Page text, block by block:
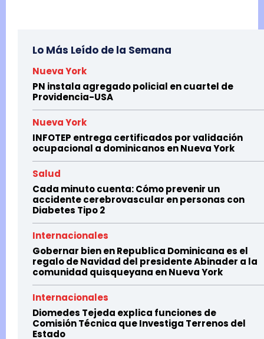
Lo Más Leído de la Semana
Nueva York
PN instala agregado policial en cuartel de
Providencia-USA
Nueva York
INFOTEP entrega certificados por validación
ocupacional a dominicanos en Nueva York
Salud
Cada minuto cuenta: Cómo prevenir un
accidente cerebrovascular en personas con
Diabetes Tipo 2
Internacionales
Gobernar bien en Republica Dominicana es el
regalo de Navidad del presidente Abinader a la
comunidad quisqueyana en Nueva York
Internacionales
Diomedes Tejeda explica funciones de
Comisión Técnica que Investiga Terrenos del
Estado